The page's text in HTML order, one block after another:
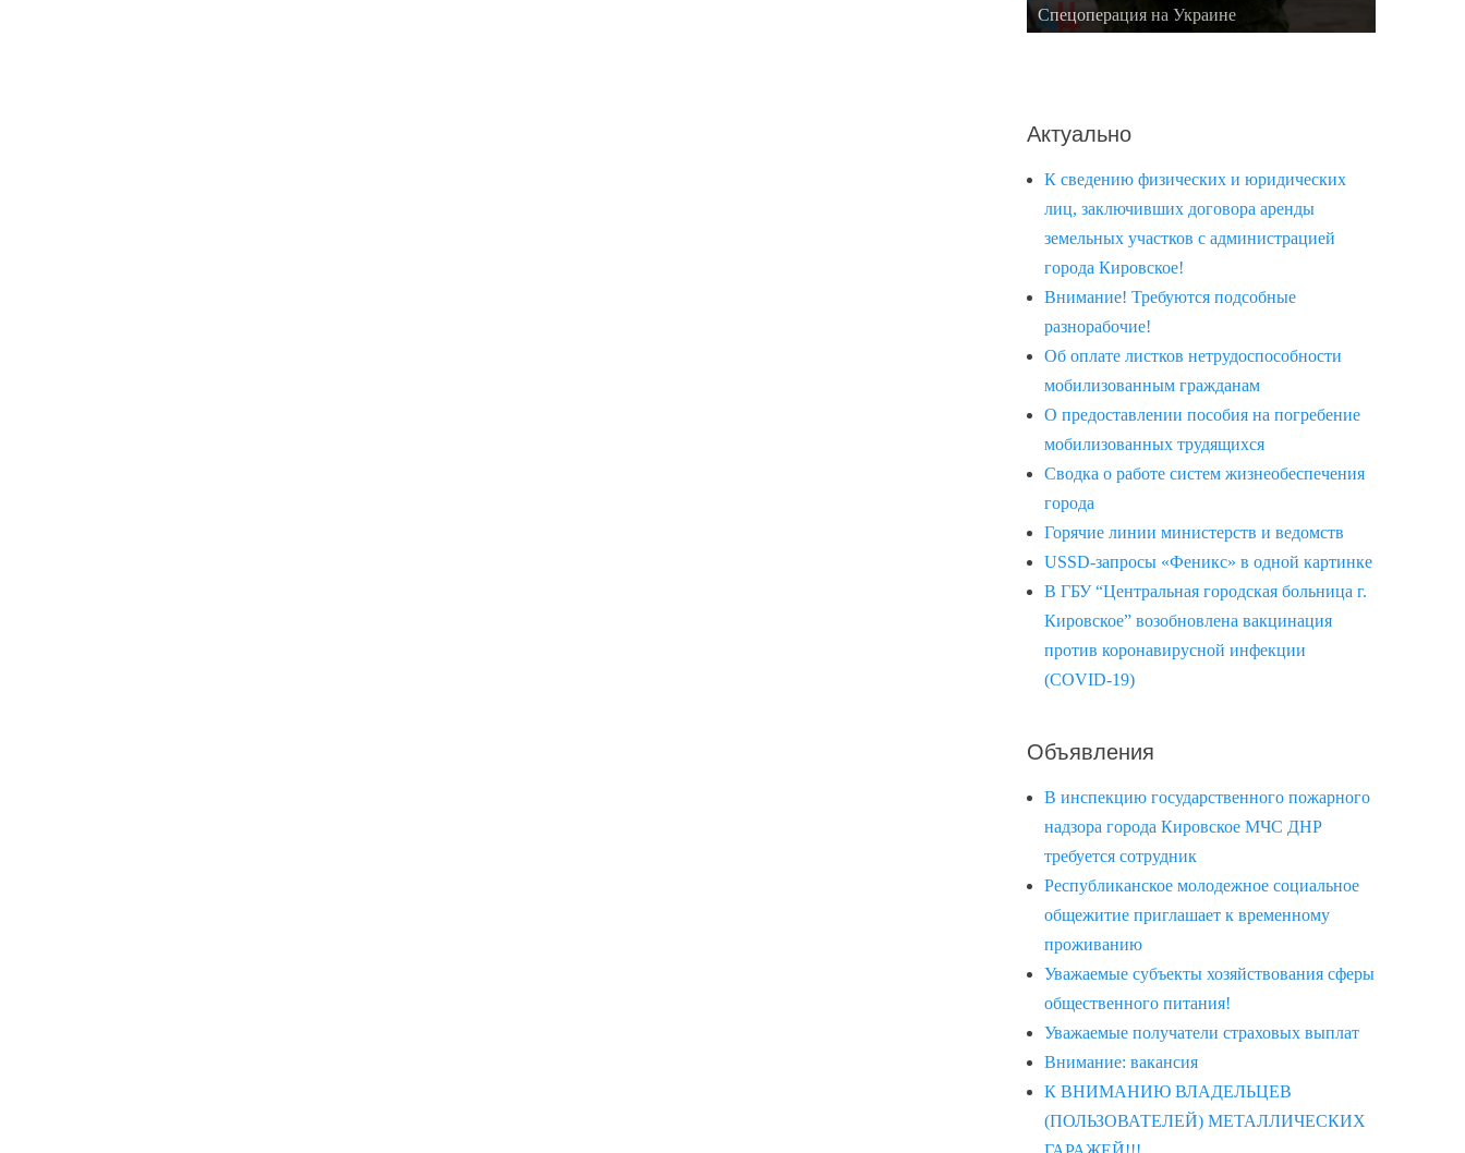
Спецоперация на Украине
Актуально
К сведению физических и юридических
лиц, заключивших договора аренды
земельных участков с администрацией
города Кировское!
Внимание! Требуются подсобные
разнорабочие!
Об оплате листков нетрудоспособности
мобилизованным гражданам
О предоставлении пособия на погребение
мобилизованных трудящихся
Сводка о работе систем жизнеобеспечения
города
Горячие линии министерств и ведомств
USSD-запросы «Феникс» в одной картинке
В ГБУ “Центральная городская больница г.
Кировское” возобновлена вакцинация
против коронавирусной инфекции
(COVID-19)
Объявления
В инспекцию государственного пожарного
надзора города Кировское МЧС ДНР
требуется сотрудник
Республиканское молодежное социальное
общежитие приглашает к временному
проживанию
Уважаемые субъекты хозяйствования сферы
общественного питания!
Уважаемые получатели страховых выплат
Внимание: вакансия
К ВНИМАНИЮ ВЛАДЕЛЬЦЕВ
(ПОЛЬЗОВАТЕЛЕЙ) МЕТАЛЛИЧЕСКИХ